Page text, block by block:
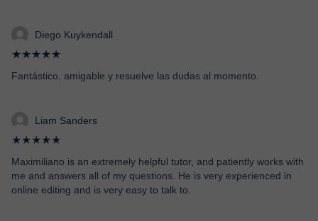
Diego Kuykendall
★★★★★
Fantástico, amigable y resuelve las dudas al momento.
Liam Sanders
★★★★★
Maximiliano is an extremely helpful tutor, and patiently works with
me and answers all of my questions. He is very experienced in
online editing and is very easy to talk to.